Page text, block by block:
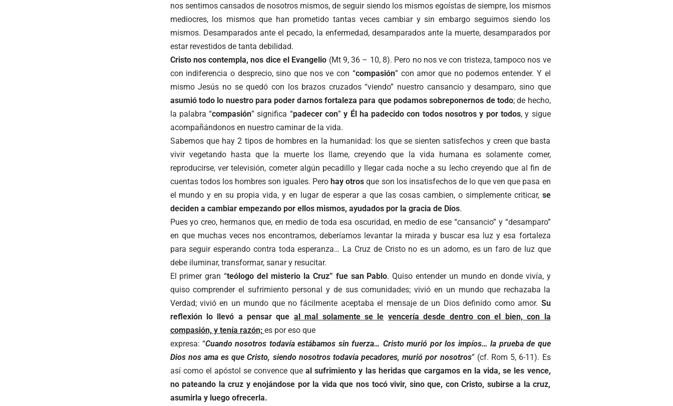
nos sentimos cansados de nosotros mismos, de seguir siendo los mismos egoístas de siempre, los mismos
mediocres, los mismos que han prometido tantas veces cambiar y sin embargo seguimos siendo los
mismos. Desamparados ante el pecado, la enfermedad, desamparados ante la muerte, desamparados por
estar revestidos de tanta debilidad.
Cristo nos contempla, nos dice el Evangelio (Mt 9, 36 – 10, 8). Pero no nos ve con tristeza, tampoco nos ve
con indiferencia o desprecio, sino que nos ve con “compasión” con amor que no podemos entender. Y el
mismo Jesús no se quedó con los brazos cruzados “viendo” nuestro cansancio y desamparo, sino que
asumió todo lo nuestro para poder darnos fortaleza para que podamos sobreponernos de todo; de hecho,
la palabra “compasión” significa “padecer con”y Él ha padecido con todos nosotros y por todos, y sigue
acompañándonos en nuestro caminar de la vida.
Sabemos que hay 2 tipos de hombres en la humanidad: los que se sienten satisfechos y creen que basta
vivir vegetando hasta que la muerte los llame, creyendo que la vida humana es solamente comer,
reproducirse, ver televisión, cometer algún pecadillo y llegar cada noche a su lecho creyendo que al fin de
cuentas todos los hombres son iguales. Pero hay otrosque son los insatisfechos de lo que ven que pasa en
el mundo y en su propia vida, y en lugar de esperar a que las cosas cambien, o simplemente criticar, se
deciden a cambiar empezando por ellos mismos, ayudados por la gracia de Dios.
Pues yo creo, hermanos que, en medio de toda esa oscuridad, en medio de ese “cansancio” y “desamparo”
en que muchas veces nos encontramos, deberíamos levantar la mirada y buscar esa luz y esa fortaleza
para seguir esperando contra toda esperanza… La Cruz de Cristo no es un adorno, es un faro de luz que
debe iluminar, transformar, sanar y resucitar.
El primer gran “teólogo del misterio la Cruz” fue san Pablo. Quiso entender un mundo en donde vivía, y
quiso comprender el sufrimiento personal y de sus comunidades; vivió en un mundo que rechazaba la
Verdad; vivió en un mundo que no fácilmente aceptaba el mensaje de un Dios definido como amor. Su
reflexión lo llevó a pensar que al mal solamente se le vencería desde dentro con el bien, con la
compasión, y tenía razón; es por eso que
expresa: “Cuando nosotros todavía estábamos sin fuerza… Cristo murió por los impíos… la prueba de que
Dios nos ama es que Cristo, siendo nosotros todavía pecadores, murió por nosotros” (cf. Rom 5, 6-11). Es
así como el apóstol se convence queal sufrimiento y las heridas que cargamos en la vida, se les vence,
no pateando la cruz y enojándose por la vida que nos tocó vivir, sino que, con Cristo, subirse a la cruz,
asumirla y luego ofrecerla.